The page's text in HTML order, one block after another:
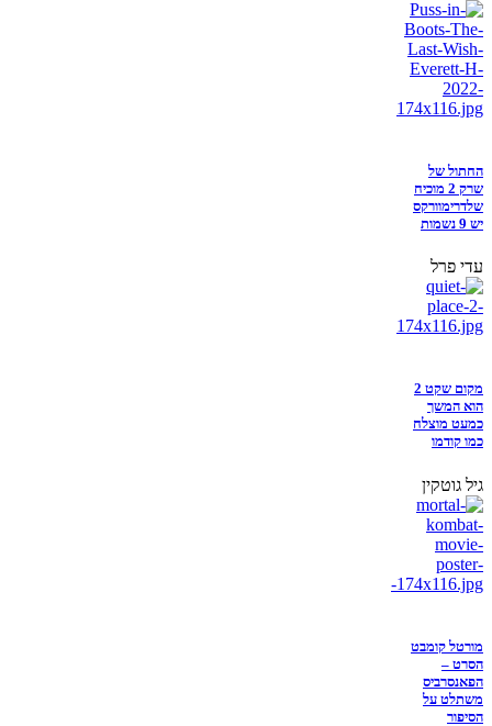
החתול של
שרק 2 מוכיח
שלדרימוורקס
יש 9 נשמות
עדי פרל
מקום שקט 2
הוא המשך
כמעט מוצלח
כמו קודמו
גיל גוטקין
מורטל קומבט
הסרט –
הפאנסרביס
משתלט על
הסיפור